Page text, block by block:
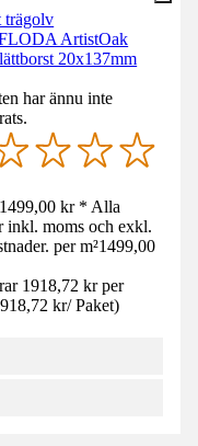
trägolv
ArtistOak
20x137mm
har ännu inte
kr * Alla
inkl. moms och exkl.
per m²1499,00
1918,72 kr per
kr/ Paket)